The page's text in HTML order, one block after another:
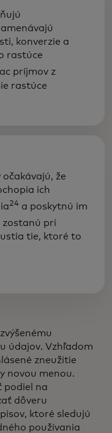
konverzie a
rastúce
príjmov z
rastúce
že
ich
24 a poskytnú im
zostanú pri
tie, ktoré to
údajov. Vzhľadom
zneužitie
novou menou.
podiel na
dôveru
ktoré sledujú
používania